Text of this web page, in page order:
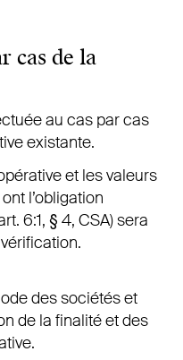
cas de la
au cas par cas
existante.
et les valeurs
l’obligation
6:1, § 4, CSA) sera
des sociétés et
de la finalité et des